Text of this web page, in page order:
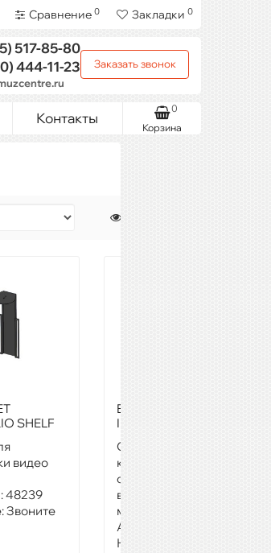
Сравнение 0 Закладки 0
517-85-80
444-11-23 Заказать звонок
Контакты
Корзина
0
SHELF
видео
48239
Звоните
EUROMET
INFINIGRID 3X3-3
Система
креплений для
сборки
видеостены, 3х3
метра
Артикул:
Наличие: